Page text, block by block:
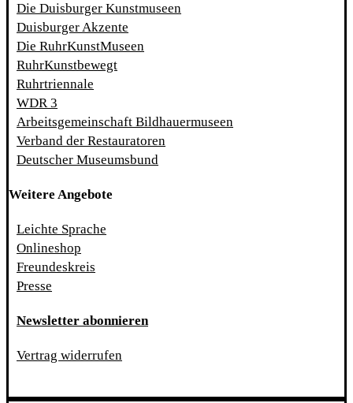
Die Duisburger Kunstmuseen
Duisburger Akzente
Die RuhrKunstMuseen
RuhrKunstbewegt
Ruhrtriennale
WDR 3
Arbeitsgemeinschaft Bildhauermuseen
Verband der Restauratoren
Deutscher Museumsbund
Weitere Angebote
Leichte Sprache
Onlineshop
Freundeskreis
Presse
Newsletter abonnieren
Vertrag widerrufen